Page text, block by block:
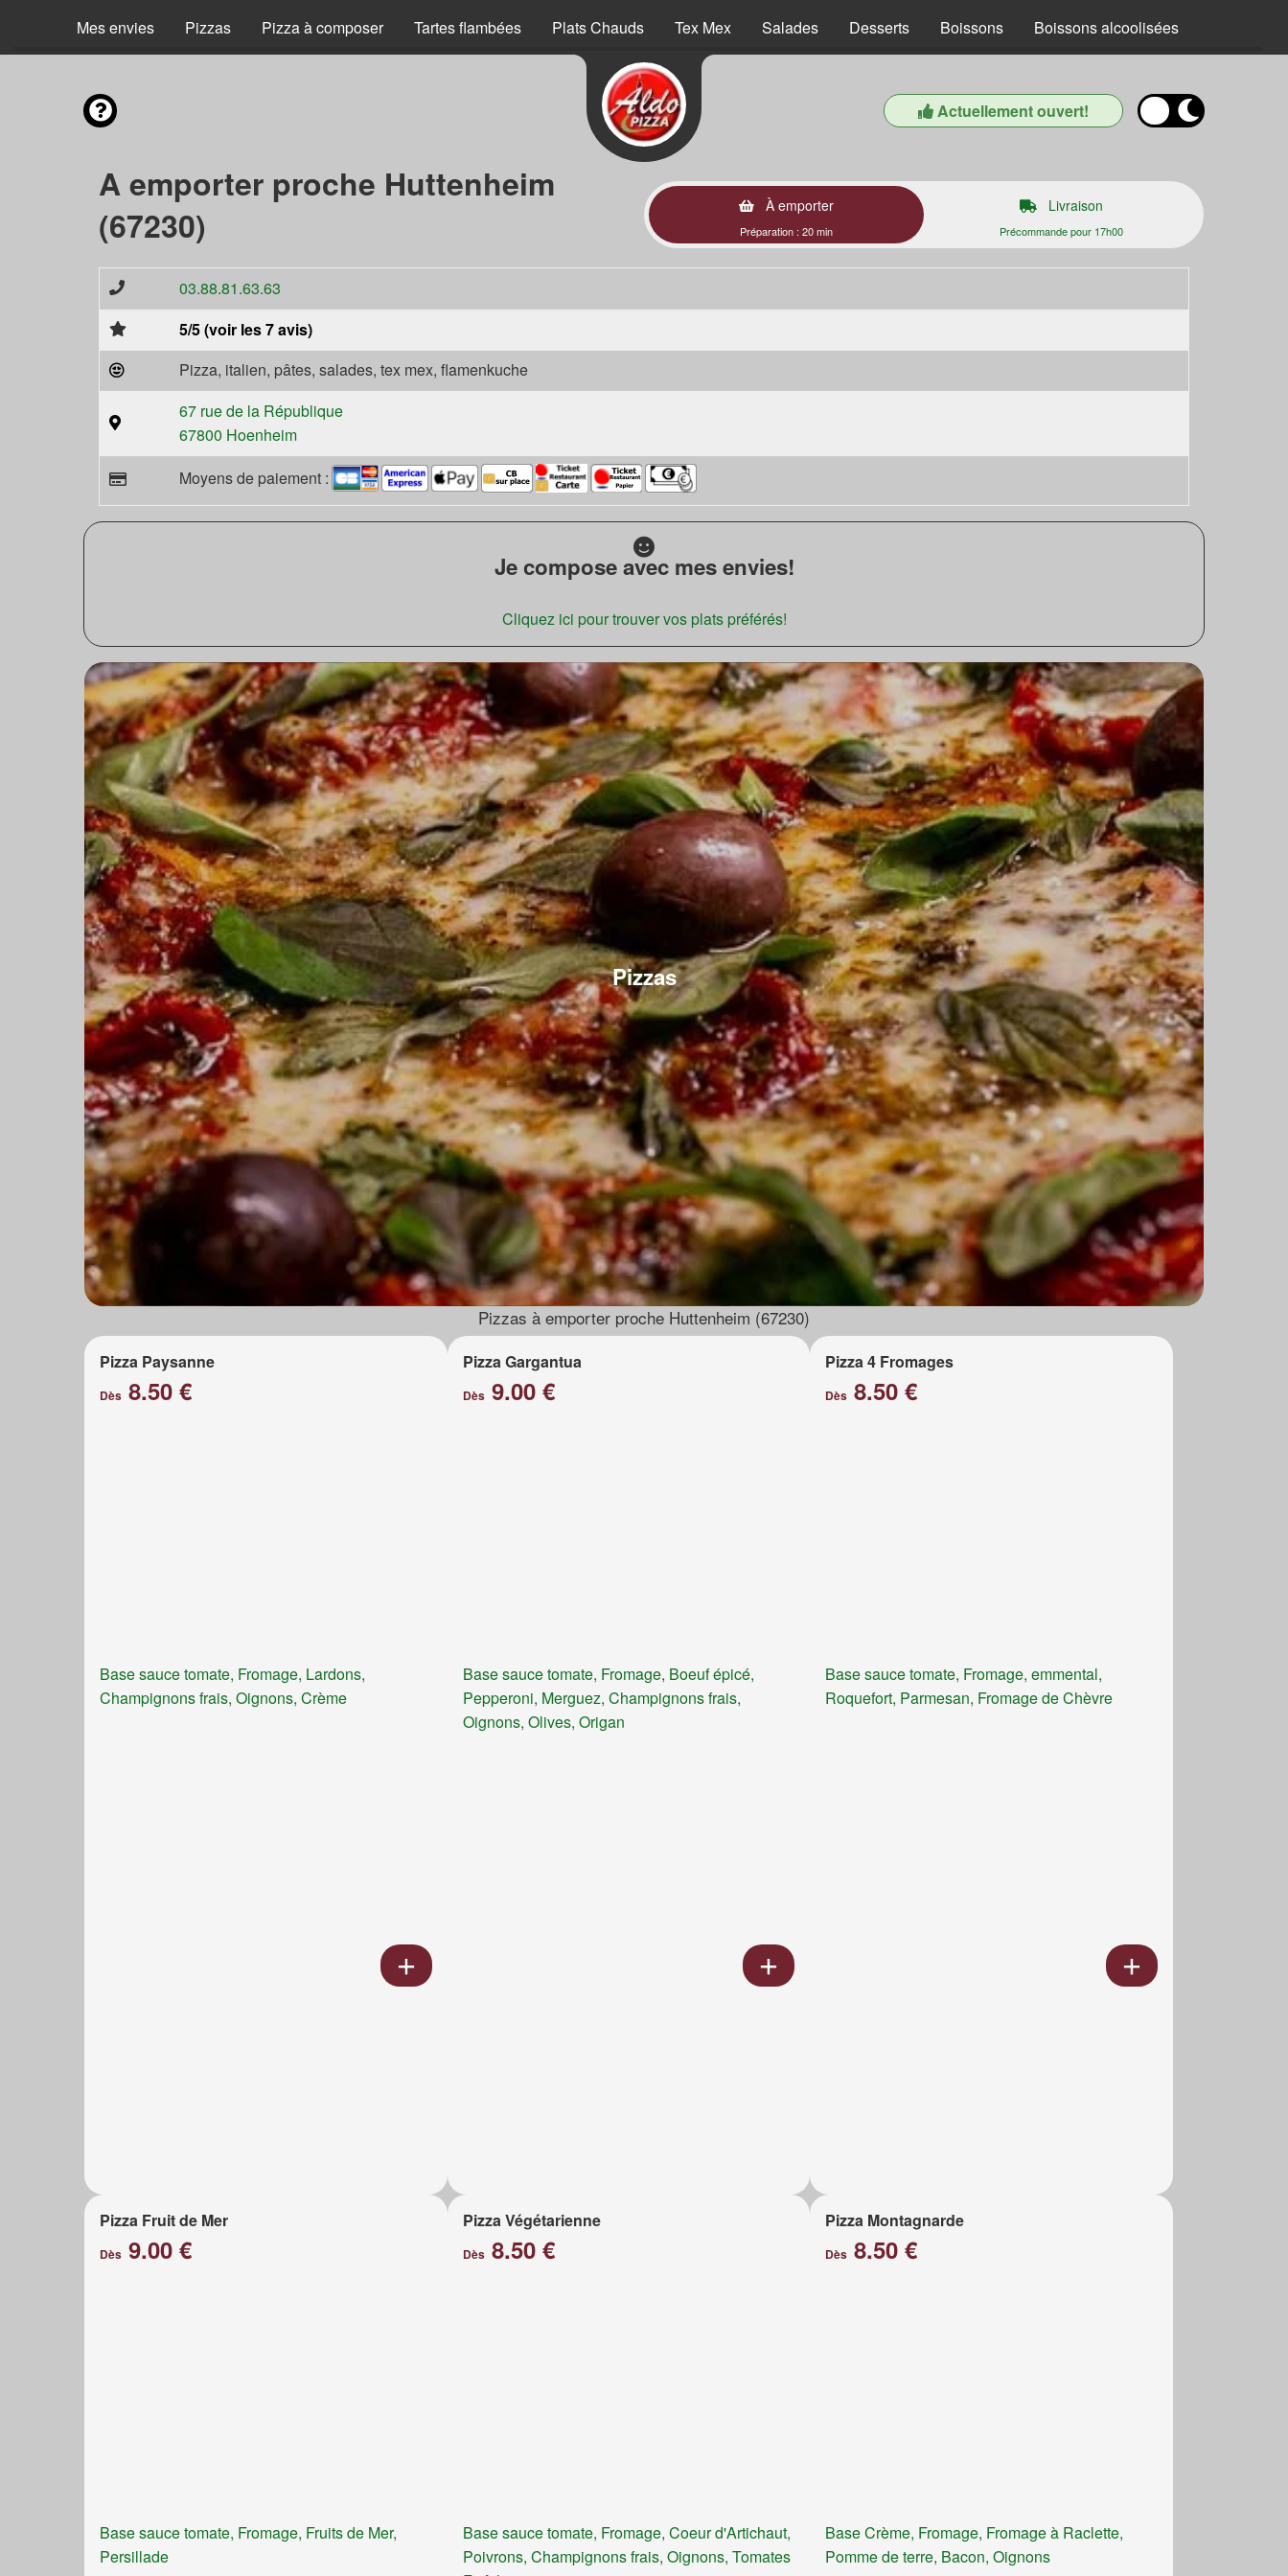
Mes envies Pizzas Pizza à composer Tartes flambées Plats Chauds Tex Mex Salades Desserts Boissons Boissons alcoolisées
Actuellement ouvert!
A emporter proche Huttenheim
(67230)
À emporter
Préparation : 20 min
Livraison
Précommande pour 17h00
03.88.81.63.63
5/5 (voir les 7 avis)
Pizza, italien, pâtes, salades, tex mex, flamenkuche
67 rue de la République
67800 Hoenheim
Moyens de paiement :
Je compose avec mes envies!
Cliquez ici pour trouver vos plats préférés!
Pizzas
Pizzas à emporter proche Huttenheim (67230)
Pizza Paysanne
Dès 8.50 €
Base sauce tomate, Fromage, Lardons,
Champignons frais, Oignons, Crème
Pizza Gargantua
Dès9.00 €
Base sauce tomate, Fromage, Boeuf épicé,
Pepperoni, Merguez, Champignons frais,
Oignons, Olives, Origan
Pizza 4 Fromages
Dès 8.50 €
Base sauce tomate, Fromage, emmental,
Roquefort, Parmesan, Fromage de Chèvre
Pizza Fruit de Mer
Dès 9.00 €
Base sauce tomate, Fromage, Fruits de Mer,
Persillade
Pizza Végétarienne
Dès8.50 €
Base sauce tomate, Fromage, Coeur d'Artichaut,
Poivrons, Champignons frais, Oignons, Tomates
Pizza Montagnarde
Dès 8.50 €
Base Crème, Fromage, Fromage à Raclette,
Pomme de terre, Bacon, Oignons